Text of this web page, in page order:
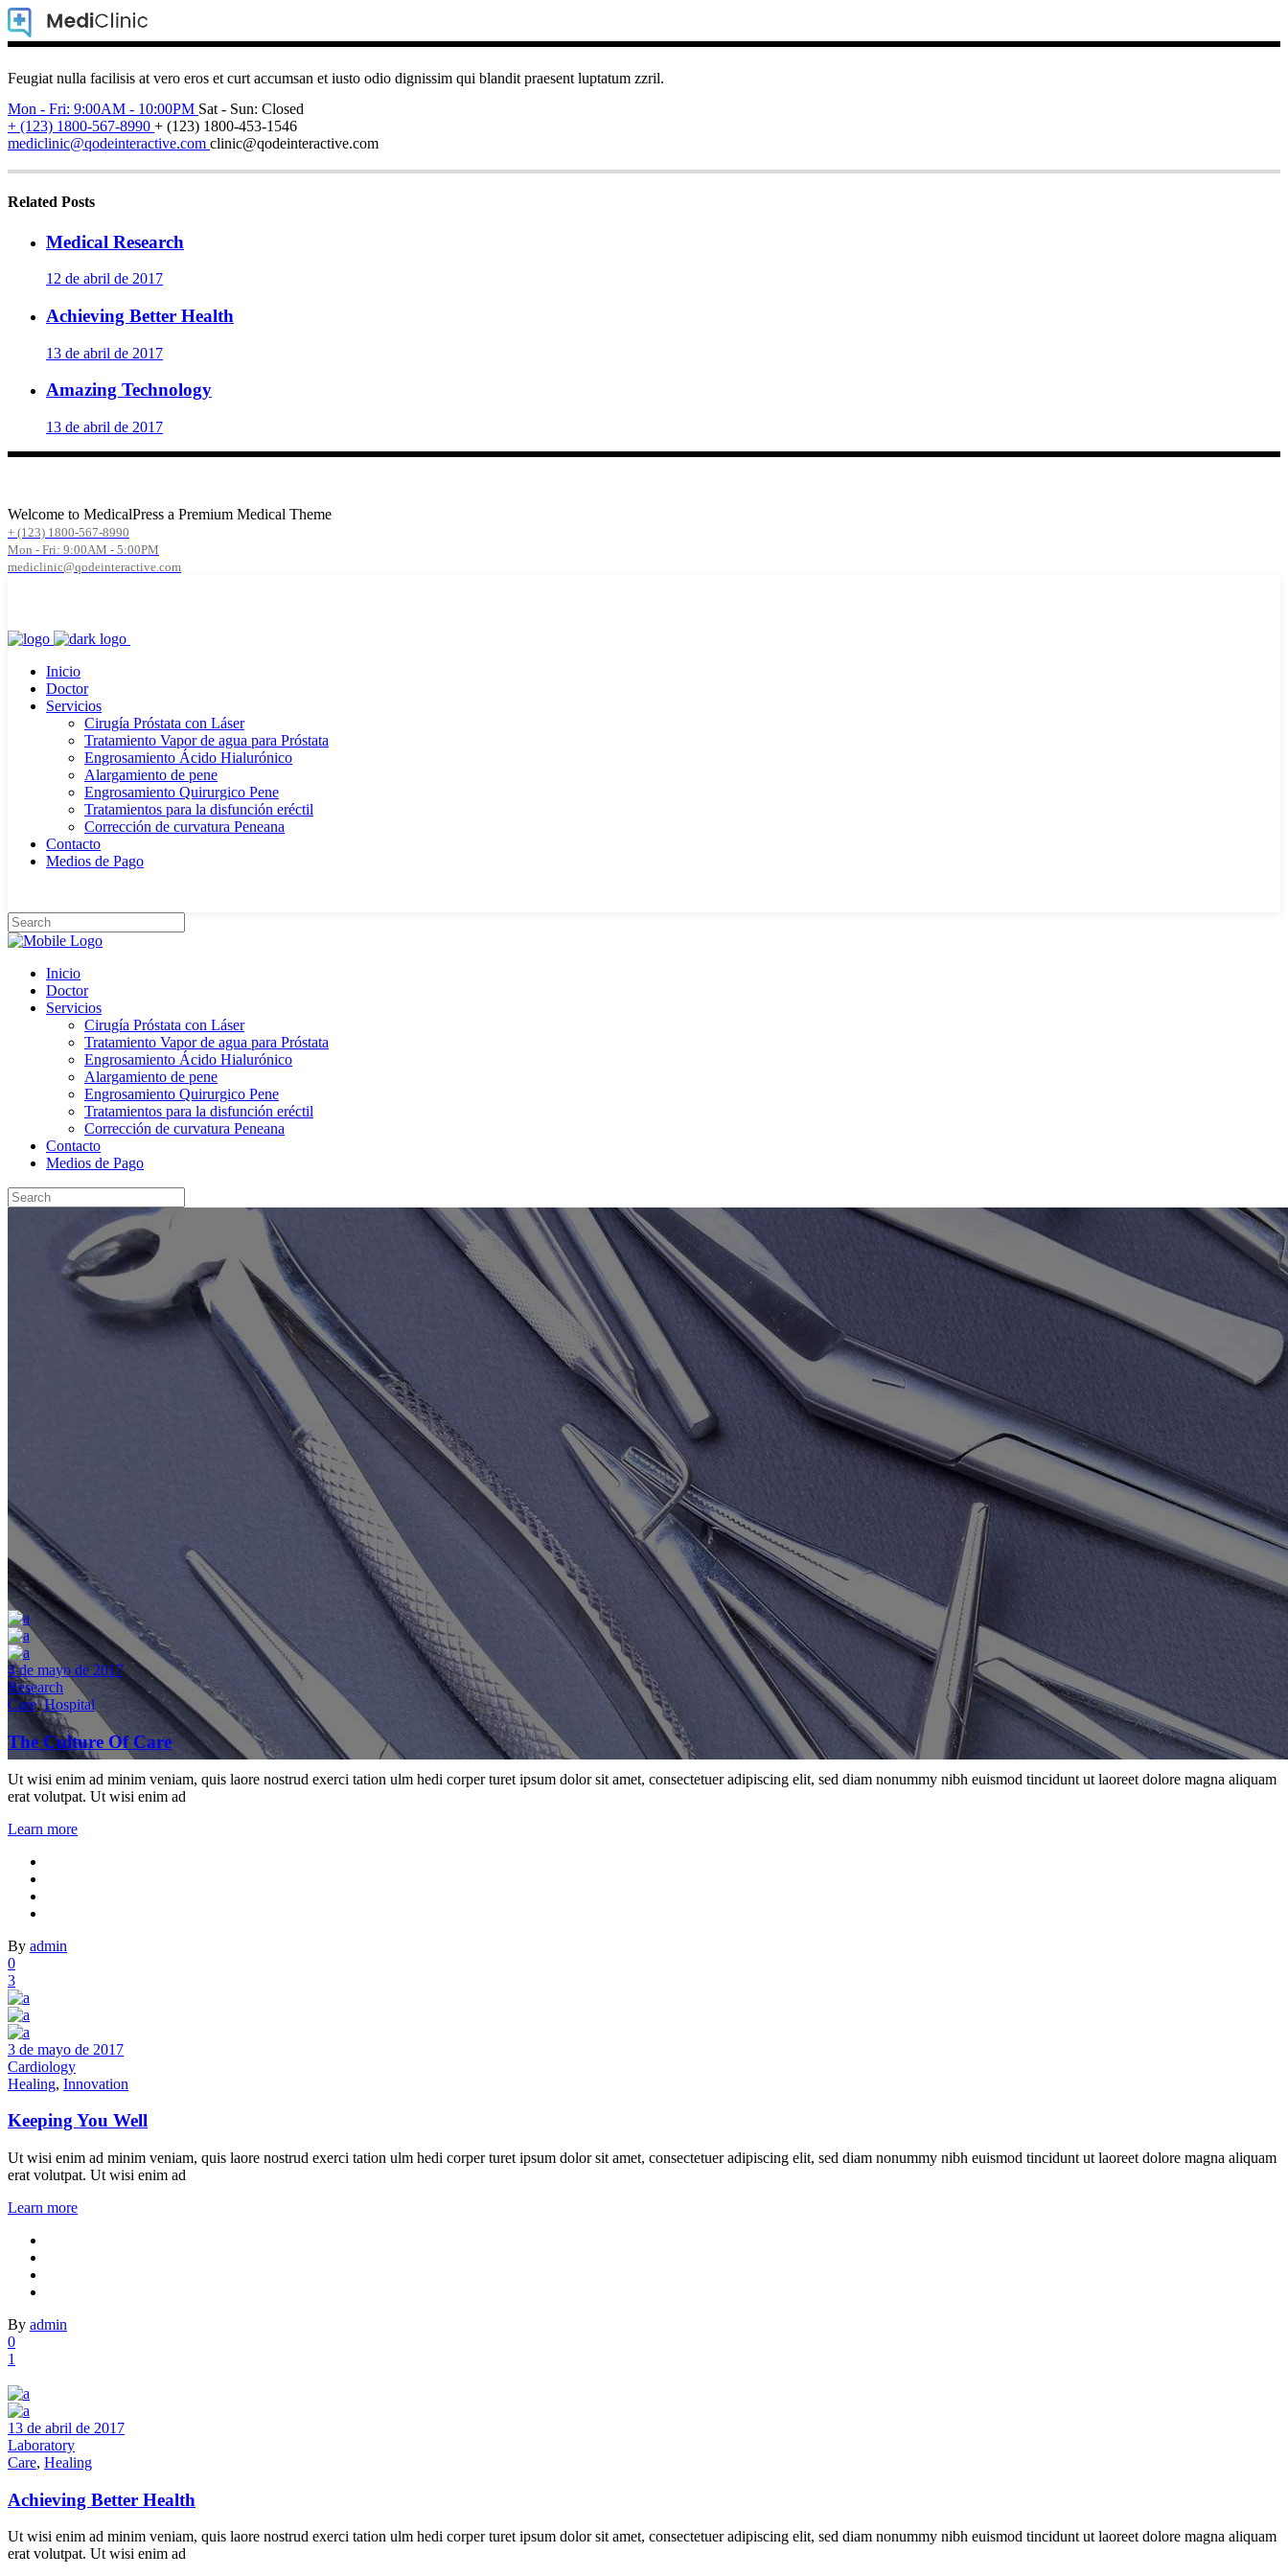
Feugiat nulla facilisis at vero eros et curt accumsan et iusto odio dignissim qui blandit praesent luptatum zzril.
Mon - Fri: 9:00AM - 10:00PM Sat - Sun: Closed
+ (123) 1800-567-8990 + (123) 1800-453-1546
mediclinic@qodeinteractive.com clinic@qodeinteractive.com
Related Posts
Medical Research
12 de abril de 2017
Achieving Better Health
13 de abril de 2017
Amazing Technology
13 de abril de 2017
Welcome to MedicalPress a Premium Medical Theme
+ (123) 1800-567-8990
Mon - Fri: 9:00AM - 5:00PM
mediclinic@qodeinteractive.com
Inicio
Doctor
Servicios
Cirugía Próstata con Láser
Tratamiento Vapor de agua para Próstata
Engrosamiento Ácido Hialurónico
Alargamiento de pene
Engrosamiento Quirurgico Pene
Tratamientos para la disfunción eréctil
Corrección de curvatura Peneana
Contacto
Medios de Pago
Inicio
Doctor
Servicios
Cirugía Próstata con Láser
Tratamiento Vapor de agua para Próstata
Engrosamiento Ácido Hialurónico
Alargamiento de pene
Engrosamiento Quirurgico Pene
Tratamientos para la disfunción eréctil
Corrección de curvatura Peneana
Contacto
Medios de Pago
Archive
4 de mayo de 2017
Research
Care,Hospital
The Culture Of Care
Ut wisi enim ad minim veniam, quis laore nostrud exerci tation ulm hedi corper turet ipsum dolor sit amet, consectetuer adipiscing elit, sed diam nonummy nibh euismod tincidunt ut laoreet dolore magna aliquam
erat volutpat. Ut wisi enim ad
Learn more
By admin
0
3
3 de mayo de 2017
Cardiology
Healing, Innovation
Keeping You Well
Ut wisi enim ad minim veniam, quis laore nostrud exerci tation ulm hedi corper turet ipsum dolor sit amet, consectetuer adipiscing elit, sed diam nonummy nibh euismod tincidunt ut laoreet dolore magna aliquam
erat volutpat. Ut wisi enim ad
Learn more
By admin
0
1
13 de abril de 2017
Laboratory
Care, Healing
Achieving Better Health
Ut wisi enim ad minim veniam, quis laore nostrud exerci tation ulm hedi corper turet ipsum dolor sit amet, consectetuer adipiscing elit, sed diam nonummy nibh euismod tincidunt ut laoreet dolore magna aliquam
erat volutpat. Ut wisi enim ad